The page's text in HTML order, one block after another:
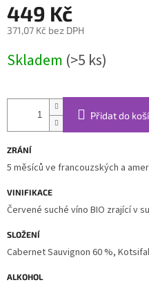
449 Kč
371,07 Kč bez DPH
cena:
Skladem (>5 ks)
Přidat do
ZRÁNÍ
5 měsíců ve francouzských a
VINIFIKACE
Červené suché víno BIO zrající v
SLOŽENÍ
Cabernet Sauvignon 60 %,
ALKOHOL